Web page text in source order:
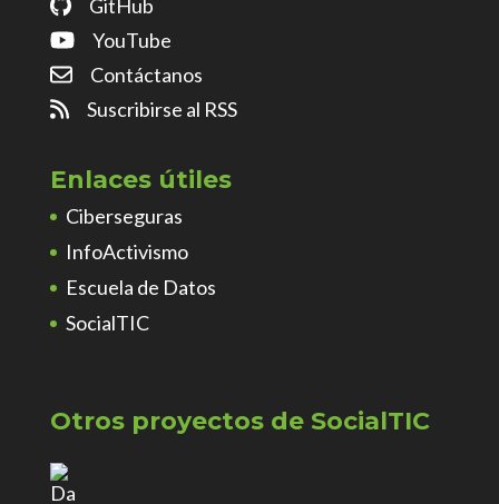
GitHub
YouTube
Contáctanos
Suscribirse al RSS
Enlaces útiles
Ciberseguras
InfoActivismo
Escuela de Datos
SocialTIC
Otros proyectos de SocialTIC